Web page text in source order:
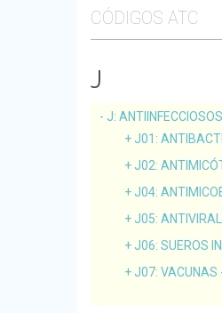
CÓDIGOS ATC
J
J:
J01 :
J02:
J04:
J05:
J06: SUEROS
J07: VACUNAS